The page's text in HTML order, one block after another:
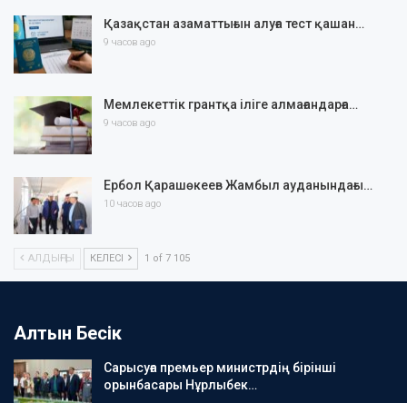
Қазақстан азаматтығын алуға тест қашан…
9 часов ago
Мемлекеттік грантқа іліге алмағандарға…
9 часов ago
Ербол Қарашөкеев Жамбыл ауданындағы…
10 часов ago
АЛДЫҢҒЫ КЕЛЕСІ 1 of 7 105
Алтын Бесік
Сарысуға премьер министрдің бірінші
орынбасары Нұрлыбек…